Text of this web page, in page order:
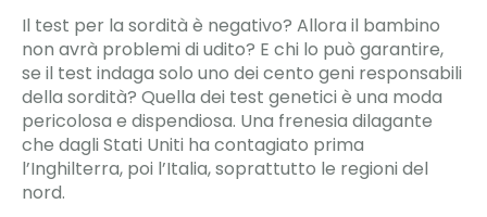
Il test per la sordità è negativo? Allora il bambino
non avrà problemi di udito? E chi lo può garantire,
se il test indaga solo uno dei cento geni responsabili
della sordità? Quella dei test genetici è una moda
pericolosa e dispendiosa. Una frenesia dilagante
che dagli Stati Uniti ha contagiato prima
l’Inghilterra, poi l’Italia, soprattutto le regioni del
nord.